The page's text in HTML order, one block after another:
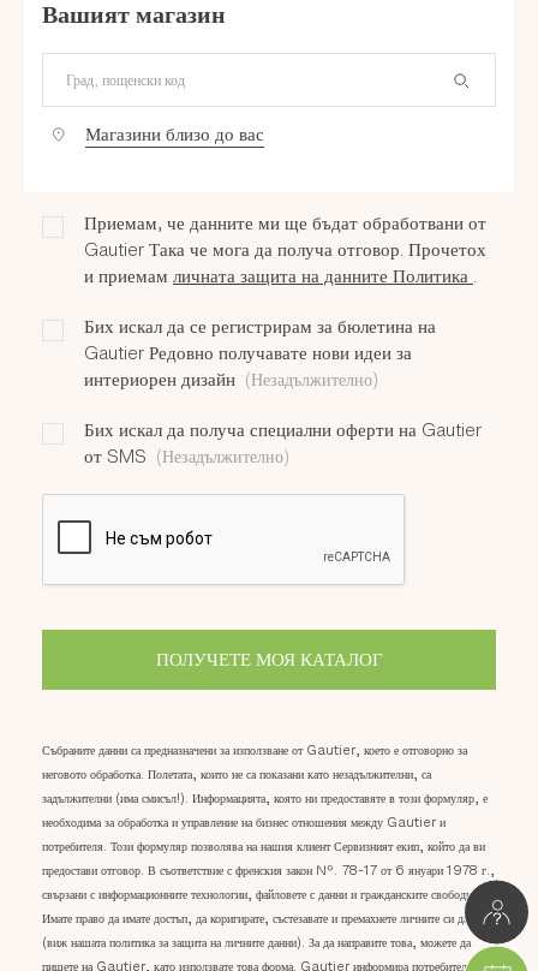
Вашият магазин
Магазини близо до вас
Приемам, че данните ми ще бъдат обработвани от
Gautier Така че мога да получа отговор. Прочетох
и приемам личната защита на данните Политика
Бих искал да се регистрирам за бюлетина на
Gautier Редовно получавате нови идеи за
интериорен дизайн
(Незадължително)
Бих искал да получа специални оферти на Gautier
от SMS
(Незадължително)
ПОЛУЧЕТЕ МОЯ КАТАЛОГ
Събраните данни са предназначени за използване от Gautier, което е отговорно за
неговото обработка. Полетата, които не са показани като незадължителни, са
задължителни (има смисъл!). Информацията, която ни предоставяте в този формуляр, е
необходима за обработка и управление на бизнес отношения между Gautier и
потребителя. Този формуляр позволява на нашия клиент Сервизният екип, който да ви
предостави отговор. В съответствие с френския закон №. 78-17 от 6 януари 1978 г.,
свързани с информационните технологии, файловете с данни и гражданските свободи,
Имате право да имате достъп, да коригирате, състезавате и премахнете личните си данни
(виж нашата политика за защита на личните данни). За да направите това, можете да
пишете на Gautier, като използвате това форма. Gautier информира потребителите,